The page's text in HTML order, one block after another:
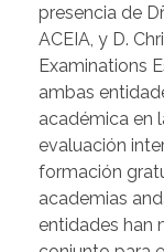
presencia de
ACEIA, y D.
Examinations
ambas
académica en
evaluación
formación
academias
entidades han